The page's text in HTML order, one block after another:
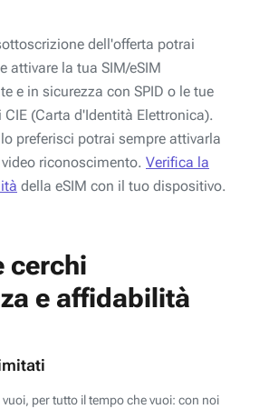
dell'offerta potrai
attivare la tua SIM/eSIM
e in sicurezza con SPID o le tue
CIE (Carta d'Identità Elettronica).
preferisci potrai sempre attivarla
riconoscimento. Verifica la
della eSIM con il tuo dispositivo.
cerchi
e affidabilità
vuoi, per tutto il tempo che vuoi: con noi